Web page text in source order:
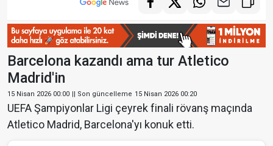
Barcelona kazandı ama tur Atletico
Madrid'in
15 Nisan 2026 00:00 || Son güncelleme 15 Nisan 2026 00:20
UEFA Şampiyonlar Ligi çeyrek finali rövanş maçında
Atletico Madrid, Barcelona'yı konuk etti.